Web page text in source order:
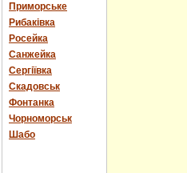
Приморське
Рибаківка
Росейка
Санжейка
Сергіївка
Скадовськ
Фонтанка
Чорноморськ
Шабо